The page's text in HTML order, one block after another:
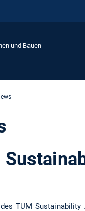
und Bauen
TUM Sustainability